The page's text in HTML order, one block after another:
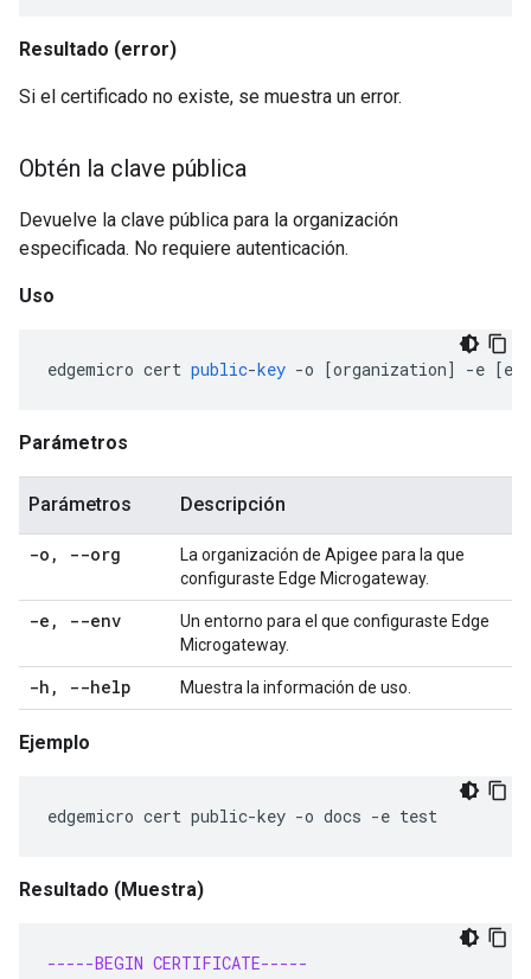
Resultado (error)
Si el certificado no existe, se muestra un error.
Obtén la clave pública
Devuelve la clave pública para la organización
especificada. No requiere autenticación.
Uso
edgemicro cert public-key -o [organization] -e [
Parámetros
Parámetros Descripción
-o , --org
La organización de Apigee para la que
configuraste Edge Microgateway.
-e , --env
Un entorno para el que configuraste Edge
Microgateway.
-h , --help Muestra la información de uso.
Ejemplo
edgemicro cert public-key -o docs -e test
Resultado (Muestra)
-----BEGIN CERTIFICATE-----